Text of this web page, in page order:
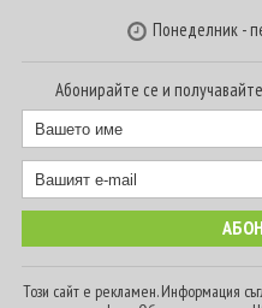
Понеделник -
Абонирайте се и
Този сайт е рекламен. Информация